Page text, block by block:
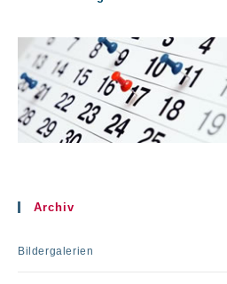
Archiv
Bildergalerien